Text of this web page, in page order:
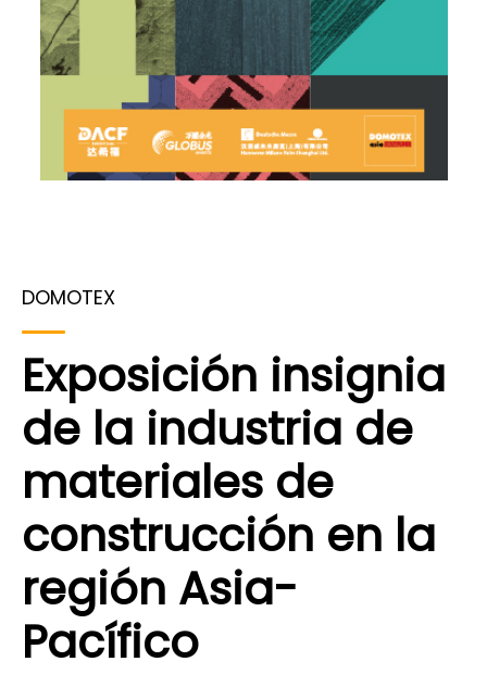
DOMOTEX
Exposición insignia
de la industria de
materiales de
construcción en la
región Asia-
Pacífico